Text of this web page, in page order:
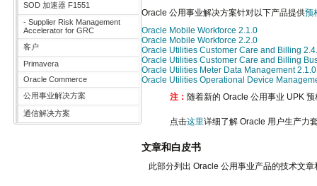
SOD 加速器 F1551
- Supplier Risk Management
Accelerator for GRC
客户
Primavera
Oracle Commerce
公用事业解决方案
通信解决方案
Oracle 公用事业解决方案针对以下产品提供预
Oracle Mobile Workforce 2.1.0
Oracle Mobile Workforce 2.2.0
Oracle Utilities Customer Care and Billing
Oracle Utilities Customer Care and Billing
Oracle Utilities Meter Data Management 2.1.0
Oracle Utilities Operational Device
注： 随着新的 Oracle 公用事业 UPK
点击这里详细了解 Oracle 用户生产力
文章和白皮书
此部分列出 Oracle 公用事业产品的技术文